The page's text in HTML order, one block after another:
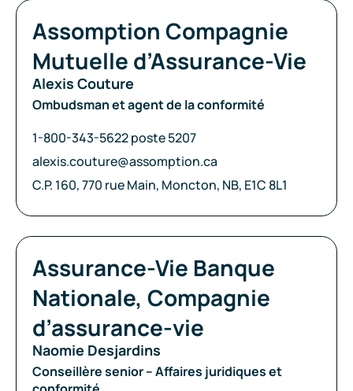
Compagnie:
Assomption Compagnie
Mutuelle d’Assurance-Vie
Alexis Couture
Ombudsman et agent de la conformité
Téléphone:
1-800-343-5622 poste 5207
Courriel:
alexis.couture@assomption.ca
Adresse:
C.P. 160, 770 rue Main, Moncton, NB, E1C 8L1
Compagnie:
Assurance-Vie Banque
Nationale, Compagnie
d’assurance-vie
Naomie Desjardins
Conseillère senior – Affaires juridiques et